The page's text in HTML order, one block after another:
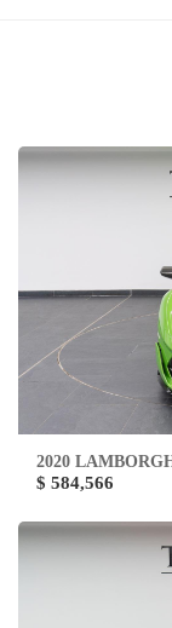
2020
$ 584,566